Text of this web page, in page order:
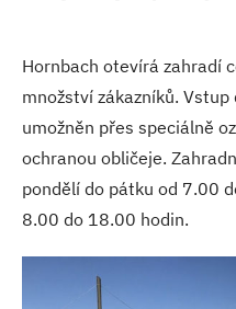
Hornbach otevírá zahradí
množství zákazníků.
umožněn přes speciálně
ochranou obličeje.
pondělí do pátku od 7.00
8.00 do 18.00 hodin.